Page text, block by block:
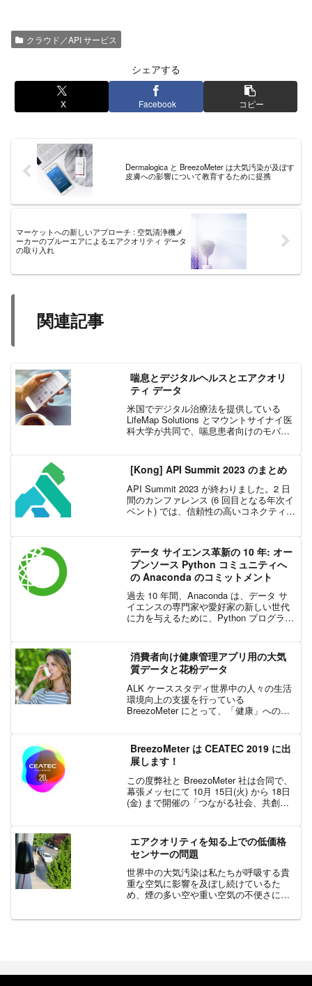
クラウド／API サービス
シェアする
X Facebook コピー
Dermalogica と BreezoMeter は大気汚染が及ぼす
皮膚への影響について教育するために提携
マーケットへの新しいアプローチ : 空気清浄機メ
ーカーのブルーエアによるエアクオリティ データ
の取り入れ
関連記事
喘息とデジタルヘルスとエアクオリ
ティ データ
米国でデジタル治療法を提供している
LifeMap Solutions とマウントサイナイ医
科大学が共同で、喘息患者向けのモバイ
この...
[Kong] API Summit 2023 のまとめ
API Summit 2023 が終わりました。2 日
間のカンファレンス (6 回目となる年次イ
ベント) では、信頼性の高いコネクティビ
データ サイエンス革新の 10 年: オー
プンソース Python コミュニティへ
の Anaconda のコミットメント
過去 10 年間、Anaconda は、データ サ
イエンスの専門家や愛好家の新しい世代
に力を与えるために、Python プログラミ
長年にわたり、Anaconda は、オ...
消費者向け健康管理アプリ用の大気
質データと花粉データ
ALK ケーススタディ世界中の人々の生活
環境向上の支援を行っている
BreezoMeter にとって、「健康」への取
ます。BreezoMeter のパートナ...
BreezoMeter は CEATEC 2019 に出
展します！
この度弊社と BreezoMeter 社は合同で、
幕張メッセにて 10月 15日(火) から 18日
(金) まで開催の「つながる社会、共創す
す。日...
エアクオリティを知る上での低価格
センサーの問題
世界中の大気汚染は私たちが呼吸する貴
重な空気に影響を及ぼし続けているた
め、煙の多い空や重い空気の不便さに単
れは深刻な健康上のリスクであり、特に